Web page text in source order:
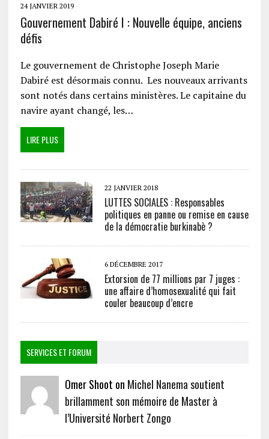
24 JANVIER 2019
Gouvernement Dabiré I : Nouvelle équipe, anciens
défis
Le gouvernement de Christophe Joseph Marie
Dabiré est désormais connu. Les nouveaux arrivants
sont notés dans certains ministères. Le capitaine du
navire ayant changé, les…
LIRE PLUS
22 JANVIER 2018
LUTTES SOCIALES : Responsables
politiques en panne ou remise en cause
de la démocratie burkinabè ?
6 DÉCEMBRE 2017
Extorsion de 77 millions par 7 juges :
une affaire d’homosexualité qui fait
couler beaucoup d’encre
SERVICES ET FORUM
Omer Shoot on Michel Nanema soutient
brillamment son mémoire de Master à
l’Université Norbert Zongo